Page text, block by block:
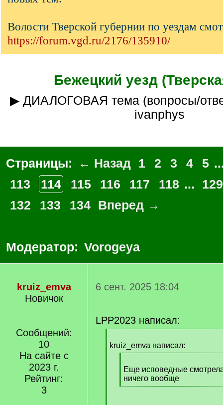
Волости Тверской губернии по уездам
https://forum.vgd.ru/2176/135910/
Бежецкий уезд
▶ ДИАЛОГОВАЯ тема (вопросы/ответы)___куратор
ivanphys
Страницы: ← Назад 1 2 3 4 5
113
114 115 116 117 118 ...
129
132
133 134 Вперед →
Модератор: Vorogeya
kruiz_emva
Новичок
Сообщений:
10
На сайте с
2023 г.
Рейтинг:
3
6 сент. 2025 18:04
LPP2023 написал:
q
kruiz_emva написал:
q
]
Еще исповедные
ничего вообще
[